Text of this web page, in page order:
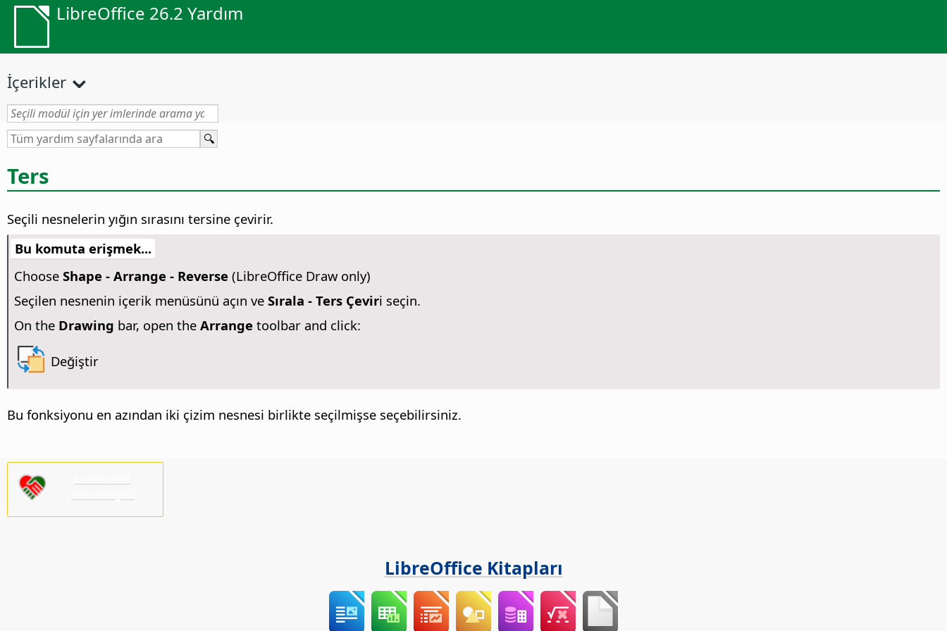
LibreOffice 26.2 Yardım
İçerikler
Ters
Seçili nesnelerin yığın sırasını tersine çevirir.
Bu komuta erişmek...
Choose Shape - Arrange - Reverse (LibreOffice Draw only)
Seçilen nesnenin içerik menüsünü açın ve Sırala - Ters Çeviri seçin.
On the Drawing bar, open the Arrange toolbar and click:
Değiştir
Bu fonksiyonu en azından iki çizim nesnesi birlikte seçilmişse seçebilirsiniz.
LibreOffice Kitapları